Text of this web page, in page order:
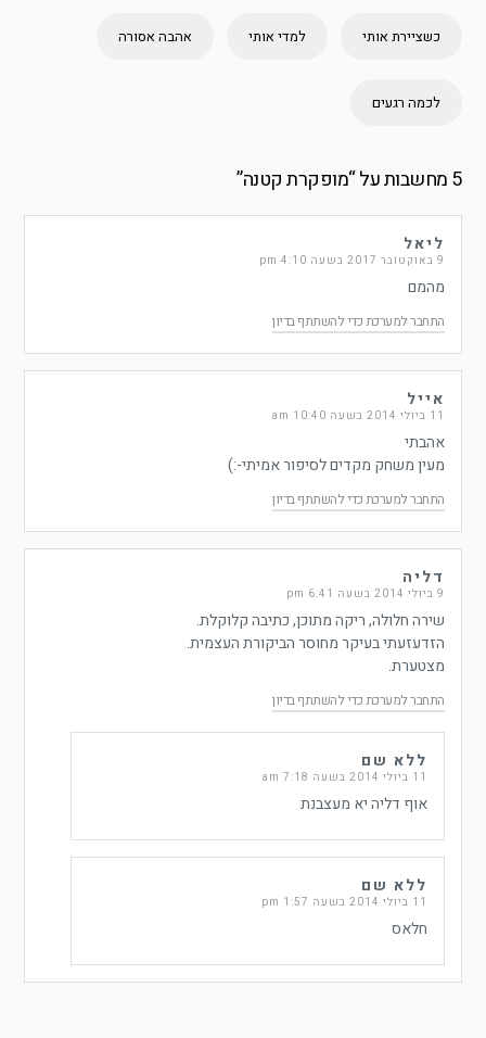
כשציירת אותי למדי אותי אהבה אסורה
לכמה רגעים
5 מחשבות על “ מופקרת קטנה”
ליאל
9 באוקטובר 2017 בשעה 4:10 pm
מהמם
התחבר למערכת כדי להשתתף בדיון
אייל
11 ביולי 2014 בשעה 10:40 am
אהבתי
מעין משחק מקדים לסיפור אמיתי-:)
התחבר למערכת כדי להשתתף בדיון
דליה
9 ביולי 2014 בשעה 6:41 pm
שירה חלולה, ריקה מתוכן, כתיבה קלוקלת.
הזדעזעתי בעיקר מחוסר הביקורת העצמית.
מצטערת.
התחבר למערכת כדי להשתתף בדיון
ללא שם
11 ביולי 2014 בשעה 7:18 am
אוף דליה יא מעצבנת
ללא שם
11 ביולי 2014 בשעה 1:57 pm
חלאס